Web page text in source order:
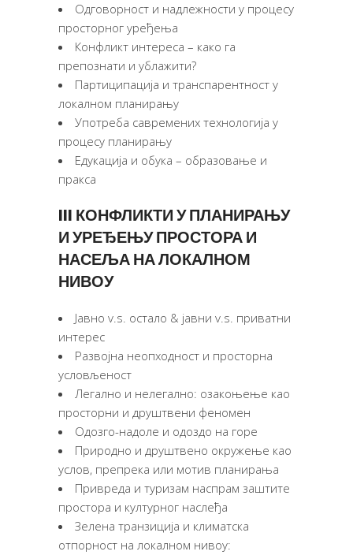
Одговорност и надлежности у процесу
просторног уређења
Конфликт интереса – како га
препознати и ублажити?
Партиципација и транспарентност у
локалном планирању
Употреба савремених технологија у
процесу планирању
Едукација и обука – образовање и
пракса
III КОНФЛИКТИ У ПЛАНИРАЊУ
И УРЕЂЕЊУ ПРОСТОРА И
НАСЕЉА НА ЛОКАЛНОМ
НИВОУ
Јавно v.s. остало & јавни v.s. приватни
интерес
Развојна неопходност и просторна
условљеност
Легално и нелегално: озакоњење као
просторни и друштвени феномен
Одозго-надоле и одоздо на горе
Природно и друштвено окружење као
услов, препрека или мотив планирања
Привреда и туризам наспрам заштите
простора и културног наслеђа
Зелена транзиција и климатска
отпорност на локалном нивоу: